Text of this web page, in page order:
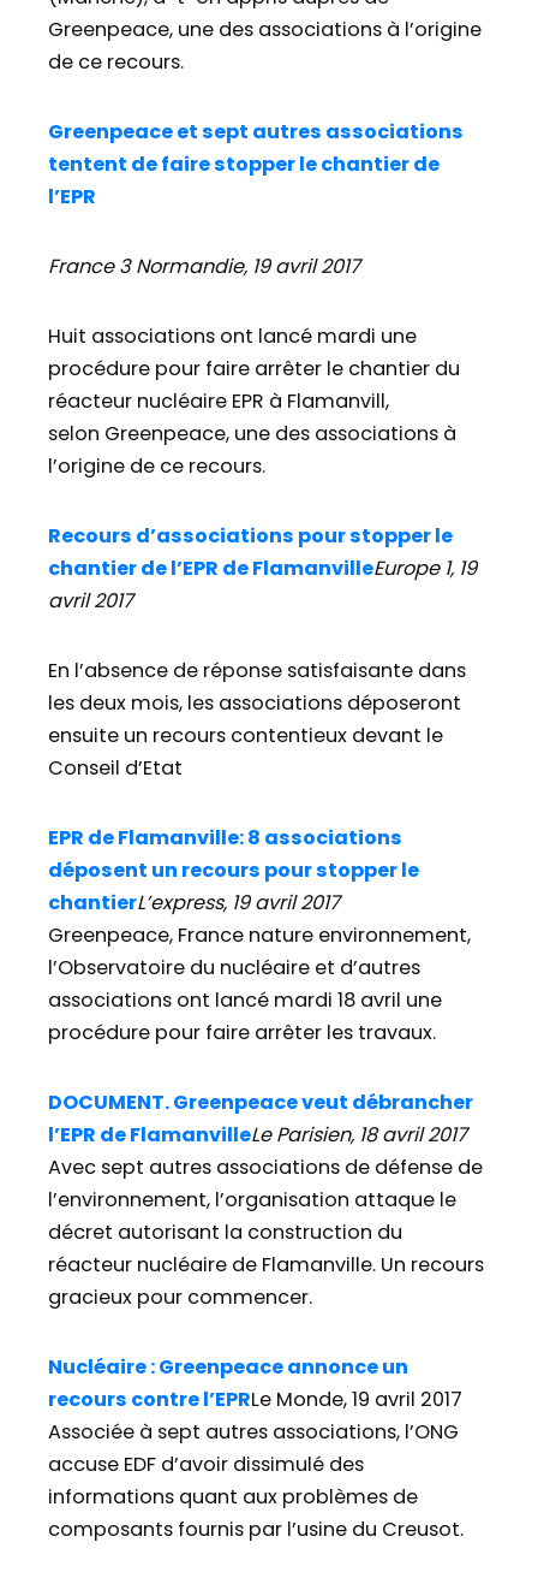
Greenpeace, une des associations à l’origine
de ce recours.
Greenpeace et sept autres associations
tentent de faire stopper le chantier de
l’EPR
France 3 Normandie, 19 avril 2017
Huit associations ont lancé mardi une
procédure pour faire arrêter le chantier du
réacteur nucléaire EPR à Flamanvill,
selon Greenpeace, une des associations à
l’origine de ce recours.
Recours d’associations pour stopper le
chantier de l’EPR de FlamanvilleEurope 1, 19
avril 2017
En l’absence de réponse satisfaisante dans
les deux mois, les associations déposeront
ensuite un recours contentieux devant le
Conseil d’Etat
EPR de Flamanville: 8 associations
déposent un recours pour stopper le
chantierL’express, 19 avril 2017
Greenpeace, France nature environnement,
l’Observatoire du nucléaire et d’autres
associations ont lancé mardi 18 avril une
procédure pour faire arrêter les travaux.
DOCUMENT. Greenpeace veut débrancher
l’EPR de FlamanvilleLe Parisien, 18 avril 2017
Avec sept autres associations de défense de
l’environnement, l’organisation attaque le
décret autorisant la construction du
réacteur nucléaire de Flamanville. Un recours
gracieux pour commencer.
Nucléaire : Greenpeace annonce un
recours contre l’EPRLe Monde, 19 avril 2017
Associée à sept autres associations, l’ONG
accuse EDF d’avoir dissimulé des
informations quant aux problèmes de
composants fournis par l’usine du Creusot.